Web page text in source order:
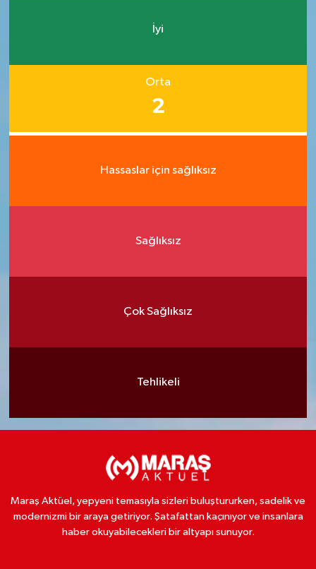
İyi
Orta
2
Hassaslar için sağlıksız
Sağlıksız
Çok Sağlıksız
Tehlikeli
Maraş Aktüel, yepyeni temasıyla sizleri buluştururken, sadelik ve
modernizmi bir araya getiriyor. Şatafattan kaçınıyor ve insanlara
haber okuyabilecekleri bir altyapı sunuyor.